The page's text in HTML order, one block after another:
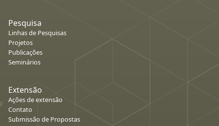
Pesquisa
Linhas de Pesquisas
Projetos
Publicações
Seminários
Extensão
Ações de extensão
Contato
Submissão de Propostas